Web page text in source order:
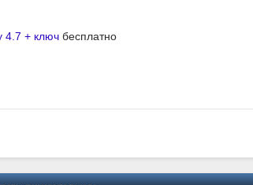
4.7 + ключ бесплатно